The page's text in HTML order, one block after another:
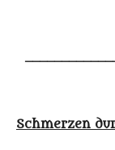
Schmerzen